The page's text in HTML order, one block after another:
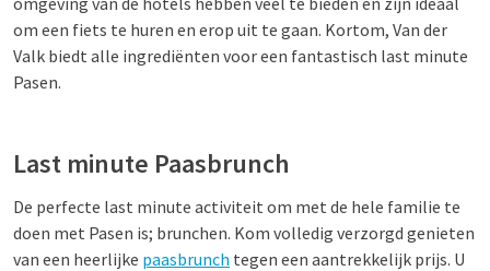
om een fiets te huren en erop uit te gaan. Kortom, Van der
Valk biedt alle ingrediënten voor een fantastisch last minute
Pasen.
Last minute Paasbrunch
De perfecte last minute activiteit om met de hele familie te
doen met Pasen is; brunchen. Kom volledig verzorgd genieten
van een heerlijke paasbrunch tegen een aantrekkelijk prijs. U